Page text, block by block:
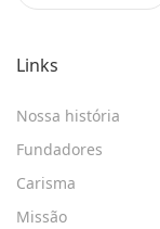
Links
Nossa história
Fundadores
Carisma
Missão